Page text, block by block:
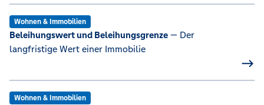
Wohnen & Immobilien
Beleihungswert und Beleihungsgrenze — Der
langfristige Wert einer Immobilie
Wohnen & Immobilien